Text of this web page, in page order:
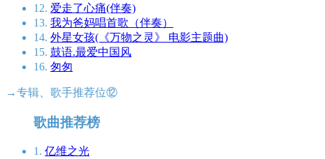
12. 爱走了心痛(伴奏)
13. 我为爸妈唱首歌（伴奏）
14. 外星女孩(《万物之灵》 电影主题曲)
15. 鼓语.最爱中国风
16. 匆匆
→专辑、歌手推荐位⑫
歌曲推荐榜
1. 亿维之光